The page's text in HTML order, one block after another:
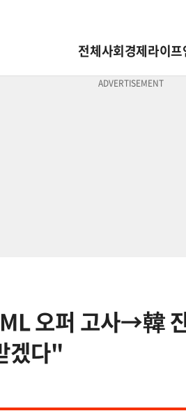
전체사회경제라이프
오퍼 고사→韓
겠다"